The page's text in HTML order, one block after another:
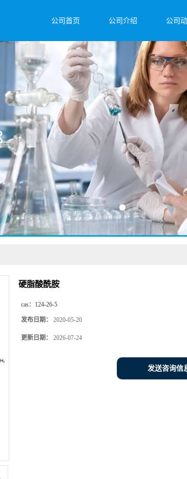
公司首页 公司介绍 公司
硬脂酸酰胺
cas： 124-26-5
发布日期： 2020-05-20
更新日期： 2026-07-24
发送咨询信